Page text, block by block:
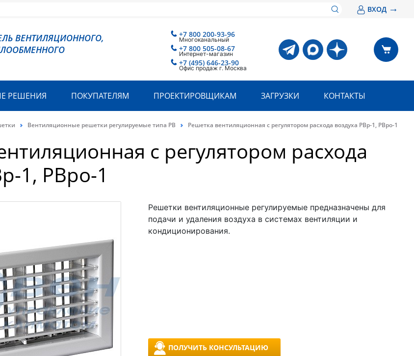
ВХОД →
ВЕНТИЛЯЦИОННОГО,
+7 800 200-93-96
Многоканальный
+7 800 505-08-67
Интернет-магазин
+7 (495) 646-23-90
Офис продаж г. Москва
РЕШЕНИЯ ПОКУПАТЕЛЯМ ПРОЕКТИРОВЩИКАМ ЗАГРУЗКИ КОНТАКТЫ
Вентиляционные решетки регулируемые типа РВ Решетка вентиляционная с регулятором расхода воздуха РВр-1, РВро-1
с регулятором расхода
1, РВро-1
Решетки вентиляционные регулируемые предназначены для
подачи и удаления воздуха в системах вентиляции и
кондиционирования.
ПОЛУЧИТЬ КОНСУЛЬТАЦИЮ